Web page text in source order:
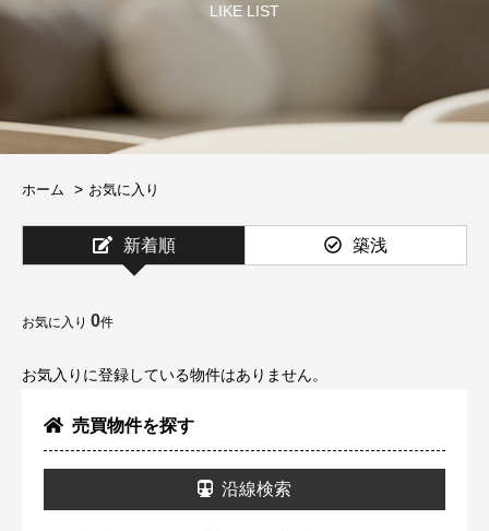
LIKE LIST
ホーム お気に入り
売買物件を探す
沿線検索
新着順 築浅
お気に入り 0件
お気入りに登録している物件はありません。